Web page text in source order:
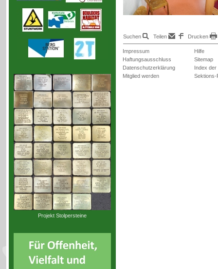
Projekt Stolpersteine
Suchen Teilen Drucken
Impressum
Haftungsausschluss
Datenschutzerklärung
Mitglied werden
Hilfe
Sitemap
Index der
Sektions-